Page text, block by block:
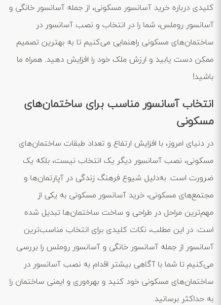
کلیدی درباره خرید آسانسور مسکونی، از جمله آسانسور خانگی و
آسانسور روملس، شما را در انتخاب و نصب آسانسور در
ساختمان‌های مسکونی راهنمایی می‌کنیم تا به بهترین تصمیم
ممکن دست یابید و ارزش ملک خود را افزایش دهید. همراه ما
باشید!
انتخاب آسانسور مناسب برای ساختمان‌های
مسکونی
در دنیای امروز، با افزایش ارتفاع و تعداد طبقات ساختمان‌های
مسکونی، نصب آسانسور دیگر یک انتخاب نیست، بلکه یک
ضرورت است. به‌دلیل شیوع فرهنگ زندگی در آپارتمان‌ها و
مجتمع‌های مسکونی، خرید آسانسور مسکونی به یکی از
مهم‌ترین مراحل در طراحی و ساخت ساختمان‌ها تبدیل شده
است. در این مطلب، نکات کلیدی برای انتخاب مناسب‌ترین
آسانسور از جمله آسانسور خانگی و آسانسور روملس را بررسی
می‌کنیم تا شما با آگاهی بیشتر اقدام به نصب آسانسور در
ساختمان‌های مسکونی خود کنید و بهره‌وری و ایمنی ساختمان را
به حداکثر برسانید.